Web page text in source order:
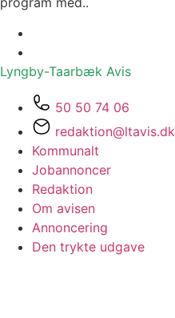
Lyngby-Taarbæk Avis
50 50 74 06
redaktion@ltavis.dk
Kommunalt
Jobannoncer
Redaktion
Om avisen
Annoncering
Den trykte udgave